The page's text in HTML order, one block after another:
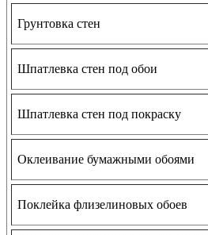
Грунтовка стен
Шпатлевка стен под обои
Шпатлевка стен под покраску
Оклеивание бумажными обоями
Поклейка флизелиновых обоев